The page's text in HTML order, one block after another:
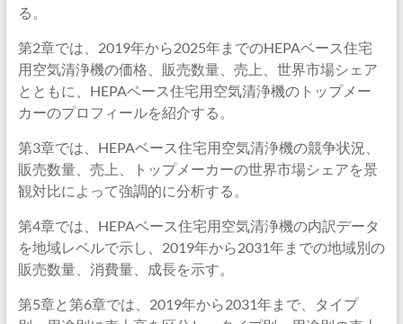
る。
第2章では、2019年から2025年までのHEPAベース住宅
用空気清浄機の価格、販売数量、売上、世界市場シェア
とともに、HEPAベース住宅用空気清浄機のトップメー
カーのプロフィールを紹介する。
第3章では、HEPAベース住宅用空気清浄機の競争状況、
販売数量、売上、トップメーカーの世界市場シェアを景
観対比によって強調的に分析する。
第4章では、HEPAベース住宅用空気清浄機の内訳データ
を地域レベルで示し、2019年から2031年までの地域別の
販売数量、消費量、成長を示す。
第5章と第6章では、2019年から2031年まで、タイプ